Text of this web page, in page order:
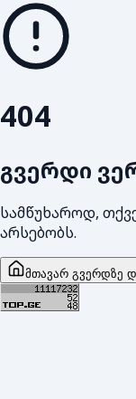
404
გვერდი
სამწუხაროდ,
არსებობს.
მთავარ გვერდზე